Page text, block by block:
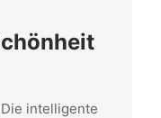
intelligente